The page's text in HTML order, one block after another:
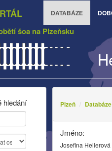
DATABÁZE
šoa na Plzeňsku
Plzeň Databáze
Jméno:
Josefina Hellerová
hledání